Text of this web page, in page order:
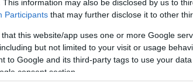
This information may also be disclosed by us to
Participants that may further disclose it to other
that this website/app uses one or more Google
but not limited to your visit or usage
to Google and its third-party tags to use your
consent section.
-